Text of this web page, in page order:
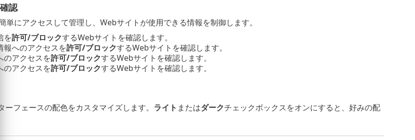
認
単にアクセスして管理し、Webサイトが使用できる情報を制御します。
を許可/ブロックするWebサイトを確認します。
報へのアクセスを許可/ブロックするWebサイトを確認します。
のアクセスを許可/ブロックするWebサイトを確認します。
のアクセスを許可/ブロックするWebサイトを確認します。
フェースの配色をカスタマイズします。 ライト またはダークチェックボックスをオンにすると、好みの配